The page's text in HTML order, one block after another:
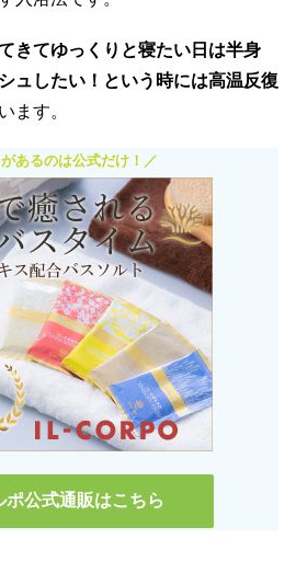
きてゆっくりと寝たい日は半身
ュしたい！という時には高温反復
ます。
あるのは公式だけ！／
ポ公式通販はこちら